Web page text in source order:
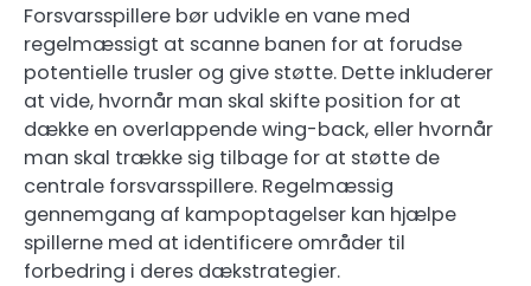
Forsvarsspillere bør udvikle en vane med
regelmæssigt at scanne banen for at forudse
potentielle trusler og give støtte. Dette inkluderer
at vide, hvornår man skal skifte position for at
dække en overlappende wing-back, eller hvornår
man skal trække sig tilbage for at støtte de
centrale forsvarsspillere. Regelmæssig
gennemgang af kampoptagelser kan hjælpe
spillerne med at identificere områder til
forbedring i deres dækstrategier.